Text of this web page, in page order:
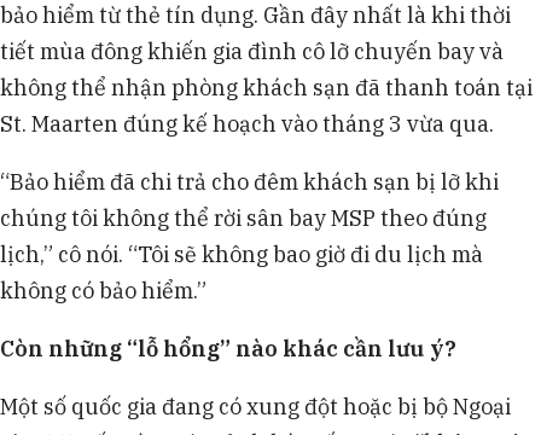
bảo hiểm từ thẻ tín dụng. Gần đây nhất là khi thời
tiết mùa đông khiến gia đình cô lỡ chuyến bay và
không thể nhận phòng khách sạn đã thanh toán tại
St. Maarten đúng kế hoạch vào tháng 3 vừa qua.
“Bảo hiểm đã chi trả cho đêm khách sạn bị lỡ khi
chúng tôi không thể rời sân bay MSP theo đúng
lịch,” cô nói. “Tôi sẽ không bao giờ đi du lịch mà
không có bảo hiểm.”
Còn những “lỗ hổng” nào khác cần lưu ý?
Một số quốc gia đang có xung đột hoặc bị bộ Ngoại